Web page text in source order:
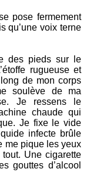
pose fermement
qu’une voix terne
des pieds sur le
rugueuse et
de mon corps
soulève de ma
Je ressens le
chaude qui
Je fixe le vide
infecte brûle
me pique les yeux
Une cigarette
gouttes d’alcool